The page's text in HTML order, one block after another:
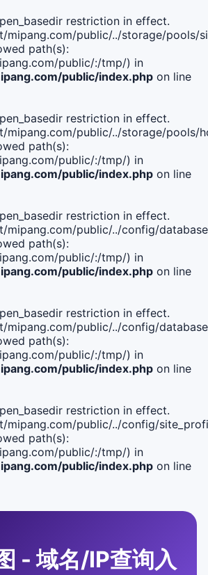
restriction in effect.
mipang.com/public/../storage/pools/
path(s):
public/:/tmp/) in
public/index.php on line
restriction in effect.
mipang.com/public/../storage/pools/
path(s):
public/:/tmp/) in
public/index.php on line
restriction in effect.
mipang.com/public/../config/
path(s):
public/:/tmp/) in
public/index.php on line
restriction in effect.
mipang.com/public/../config/
path(s):
public/:/tmp/) in
public/index.php on line
restriction in effect.
mipang.com/public/../config/
path(s):
public/:/tmp/) in
public/index.php on line
- 域名/IP查询入